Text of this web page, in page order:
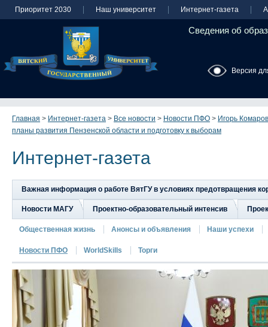
Приоритет 2030 Наш университет Интернет-газета
Сведения об
Версия
Главная > Интернет-газета > Все новости > Новости ПФО > Игорь
планы развития Пензенской области и подготовку к выборам
Интернет-газета
Важная информация о работе ВятГУ в условиях предотвращения
Новости МАГУ Проектно-образовательный интенсив
Общественная жизнь Анонсы и объявления Наши успехи
Новости ПФО WorldSkills Торги